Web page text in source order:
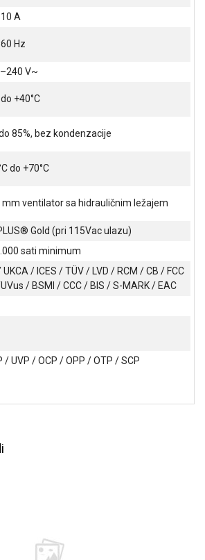
A
Hz
V~
+40°C
85%, bez kondenzacije
do +70°C
mm ventilator sa hidrauličnim ležajem
Gold (pri 115Vac ulazu)
sati minimum
UKCA / ICES / TÜV / LVD / RCM / CB / FCC
/ BSMI / CCC / BIS / S-MARK / EAC
/ UVP / OCP / OPP / OTP / SCP